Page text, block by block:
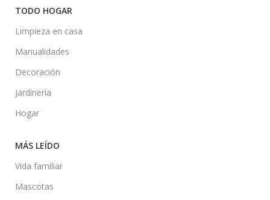
TODO HOGAR
Limpieza en casa
Manualidades
Decoración
Jardinería
Hogar
MÁS LEÍDO
Vida familiar
Mascotas